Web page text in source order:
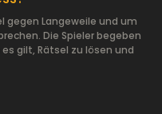
gegen Langeweile und um
Die Spieler begeben
gilt, Rätsel zu lösen und